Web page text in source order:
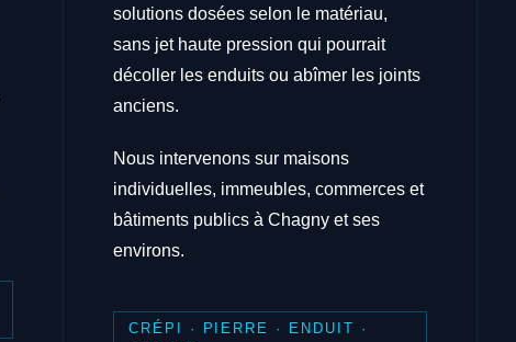
solutions dosées selon le matériau,
sans jet haute pression qui pourrait
décoller les enduits ou abîmer les joints
anciens.
Nous intervenons sur maisons
individuelles, immeubles, commerces et
bâtiments publics à Chagny et ses
environs.
CRÉPI · PIERRE · ENDUIT ·